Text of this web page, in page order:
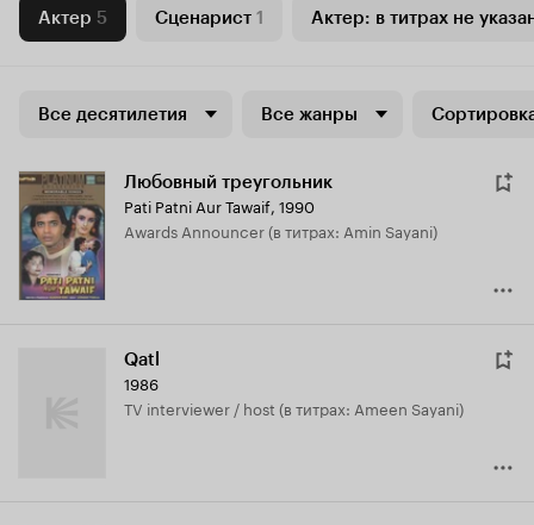
Актер 5 Сценарист 1 Актер: в титрах не
Все десятилетия Все жанры
Любовный треугольник
Pati Patni Aur Tawaif, 1990
Awards Announcer (в титрах: Amin Sayani)
Qatl
1986
TV interviewer / host (в титрах: Ameen Sayani)